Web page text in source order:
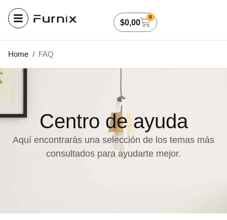
$0,00
0
Home / FAQ
Centro de ayuda
Aquí encontrarás una selección de los temas más
consultados para ayudarte mejor.